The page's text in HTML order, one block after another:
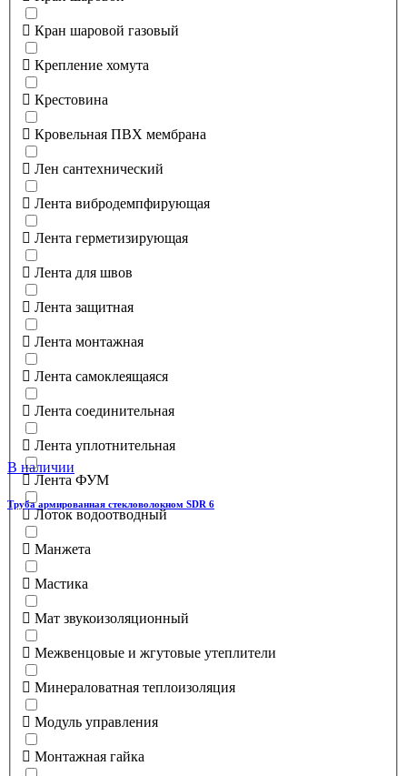
Кран шаровой газовый
Крепление хомута
Крестовина
Кровельная ПВХ мембрана
Лен сантехнический
Лента вибродемпфирующая
Лента герметизирующая
Лента для швов
Лента защитная
Лента монтажная
Лента самоклеящаяся
Лента соединительная
Лента уплотнительная
Лента ФУМ
Лоток водоотводный
Манжета
Мастика
Мат звукоизоляционный
Межвенцовые и жгутовые утеплители
Минераловатная теплоизоляция
Модуль управления
Монтажная гайка
В наличии
Труба армированная стекловолокном SDR 6